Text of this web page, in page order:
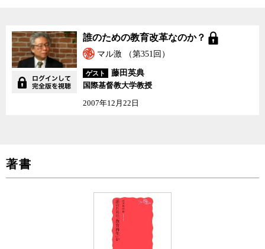
誰のための教育改革なの
か？
誰のための教育改革なのか？
マル激 （第351回）
ゲスト
藤田英典
国際基督教大学教授
2007年12月22日
著書